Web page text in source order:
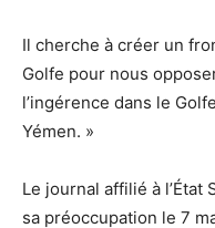
Il cherche à créer un
Golfe pour nous
l’ingérence dans le
Yémen. »
Le journal affilié à
sa préoccupation le 7